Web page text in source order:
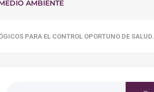
AMBIENTE
PARA EL CONTROL OPORTUNO DE SALUD.